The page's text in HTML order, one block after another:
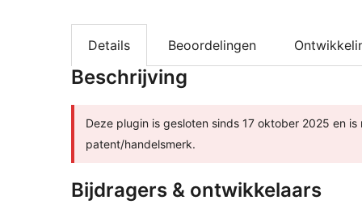
Details Beoordelingen
Beschrijving
Deze plugin is gesloten sinds 17 oktober 2025 en
patent/handelsmerk.
Bijdragers & ontwikkelaars